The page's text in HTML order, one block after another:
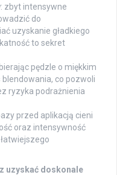
: zbyt intensywne
do
uzyskanie gładkiego
to sekret
pędzle o miękkim
blendowania, co pozwoli
ryzyka podrażnienia
przed aplikacją cieni
oraz intensywność
uzyskać doskonale